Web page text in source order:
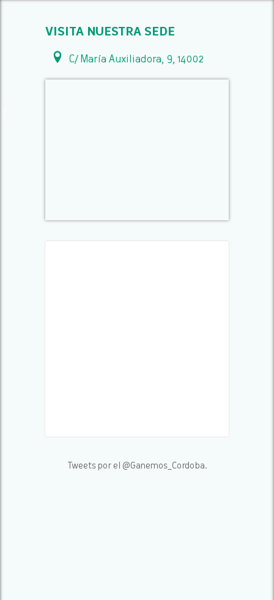
VISITA NUESTRA SEDE
C/ María Auxiliadora, 9, 14002
Tweets por el @Ganemos_Cordoba.